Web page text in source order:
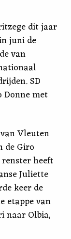
dit jaar
juni de
van
SD
Donne met
Vleuten
de Giro
heeft
Juliette
keer de
etappe van
naar Olbia,